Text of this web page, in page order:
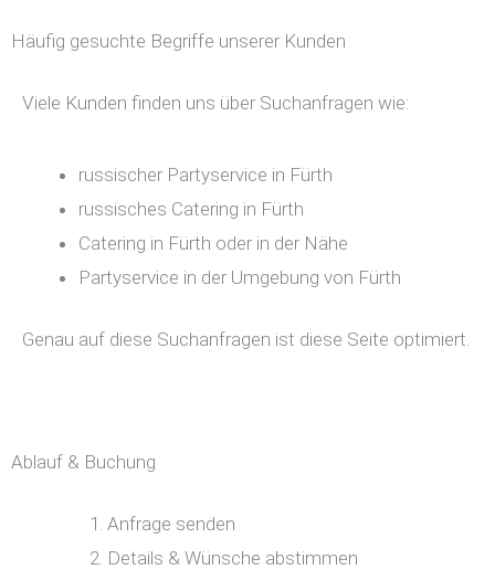
Häufig gesuchte Begriffe unserer Kunden
Viele Kunden finden uns über Suchanfragen wie:
russischer Partyservice in Fürth
russisches Catering in Fürth
Catering in Fürth oder in der Nähe
Partyservice in der Umgebung von Fürth
Genau auf diese Suchanfragen ist diese Seite optimiert.
Ablauf & Buchung
Anfrage senden
Details & Wünsche abstimmen